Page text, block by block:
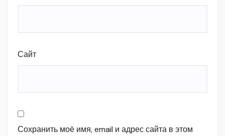
Сайт
Сохранить моё имя, email и адрес сайта в этом